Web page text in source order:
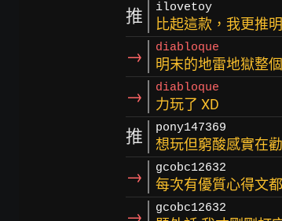
推 ilovetoy
比起這款，我更推
→ diabloque
明末的地雷地獄整
→ diabloque
力玩了 XD
推 pony147369
想玩但窮酸感實在
→ gcobc12632
每次有優質心得文
→ gcobc12632